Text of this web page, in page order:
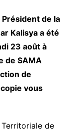
de la
Kalisya a été
23 août à
de SAMA
de
vous
de